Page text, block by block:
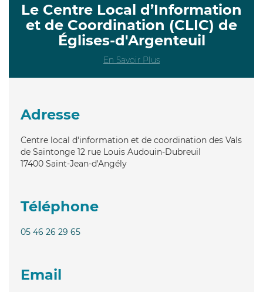
Le Centre Local d’Information
et de Coordination (CLIC) de
Églises-d'Argenteuil
En Savoir Plus
Adresse
Centre local d'information et de coordination des Vals
de Saintonge 12 rue Louis Audouin-Dubreuil
17400 Saint-Jean-d'Angély
Téléphone
05 46 26 29 65
Email